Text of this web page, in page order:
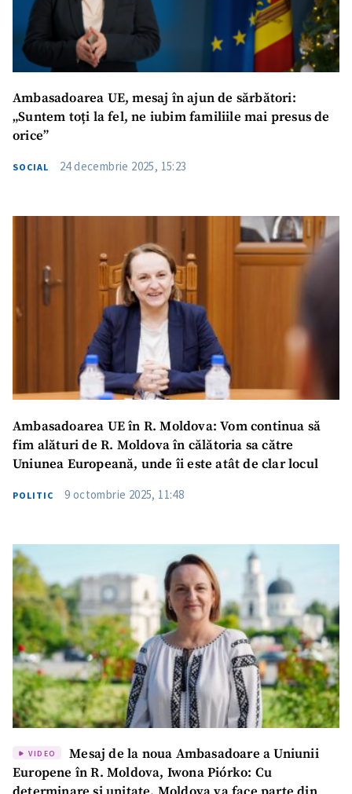
Trimite o informație
Despre ZdG
in English
на русском
Ambasadoarea UE, mesaj în ajun de sărbători:
„Suntem toți la fel, ne iubim familiile mai presus de
orice”
SOCIAL 24 decembrie 2025, 15:23
Ambasadoarea UE în R. Moldova: Vom continua să
fim alături de R. Moldova în călătoria sa către
Uniunea Europeană, unde îi este atât de clar locul
POLITIC 9 octombrie 2025, 11:48
VIDEO
Mesaj de la noua Ambasadoare a Uniunii
Europene în R. Moldova, Iwona Piórko: Cu